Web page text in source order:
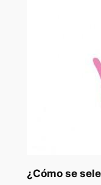
¿Cómo se